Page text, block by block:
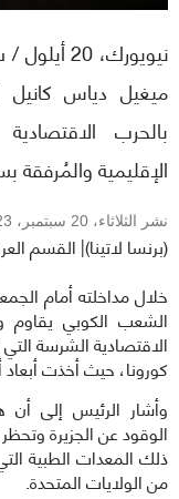
نيويورك،
ميغيل دياس
بالحرب
الإقليمية والمُرفقة
نشر الثلاثاء، 20 سبتمبر، 2023
(برنسا لاتينا)| القسم
خلال مداخلته أمام
الشعب الكوبي يقاوم
كورونا، حيث أخذت
وأشار الرئيس إلى
الوقود عن الجزيرة
من الولايات المتحدة.